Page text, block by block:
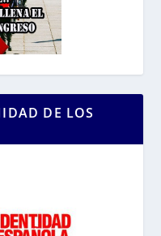
DE LOS